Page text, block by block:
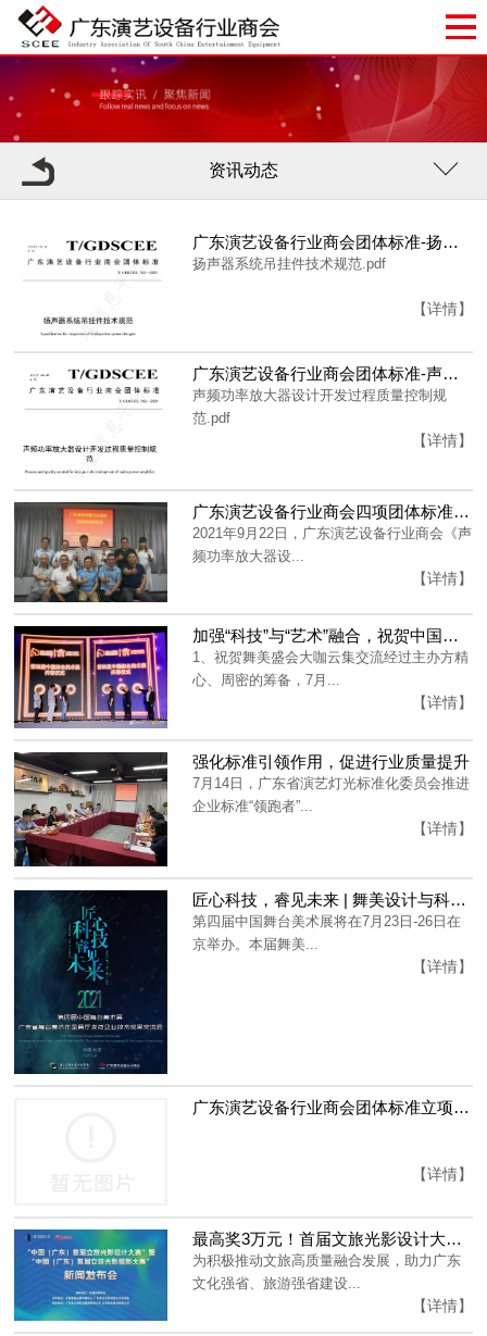
资讯动态
广东演艺设备行业商会团体标准-扬声器系统吊挂件技术规范
扬声器系统吊挂件技术规范.pdf
【详情】
广东演艺设备行业商会团体标准-声频功率放大器设计开发过程质量控制规范
声频功率放大器设计开发过程质量控制规
范.pdf
【详情】
广东演艺设备行业商会四项团体标准通过专家审定！
2021年9月22日，广东演艺设备行业商会《声
频功率放大器设...
【详情】
加强“科技”与“艺术”融合，祝贺中国舞台美术学会成立四十周年暨第四届中国舞台美术展活动圆满成功
1、祝贺舞美盛会大咖云集交流经过主办方精
心、周密的筹备，7月...
【详情】
强化标准引领作用，促进行业质量提升
7月14日，广东省演艺灯光标准化委员会推进
企业标准“领跑者”...
【详情】
匠心科技，睿见未来 | 舞美设计与科技创新融合跑出加速度
第四届中国舞台美术展将在7月23日-26日在
京举办。本届舞美...
【详情】
广东演艺设备行业商会团体标准立项公示
【详情】
最高奖3万元！首届文旅光影设计大赛暨首届文旅光影摄影大赛正式启动
为积极推动文旅高质量融合发展，助力广东
文化强省、旅游强省建设...
【详情】